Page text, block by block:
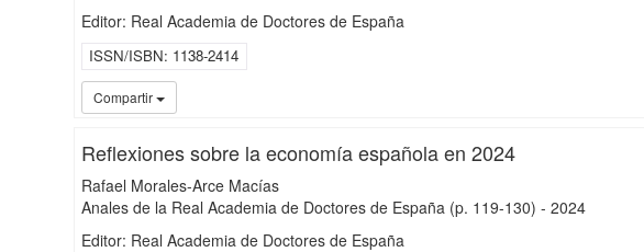
Editor: Real Academia de Doctores de España
ISSN/ISBN 1138-2414
Compartir
Reflexiones sobre la economía española en 2024
Rafael Morales-Arce Macías
Anales de la Real Academia de Doctores de España (p. 119-130) - 2024
Editor: Real Academia de Doctores de España